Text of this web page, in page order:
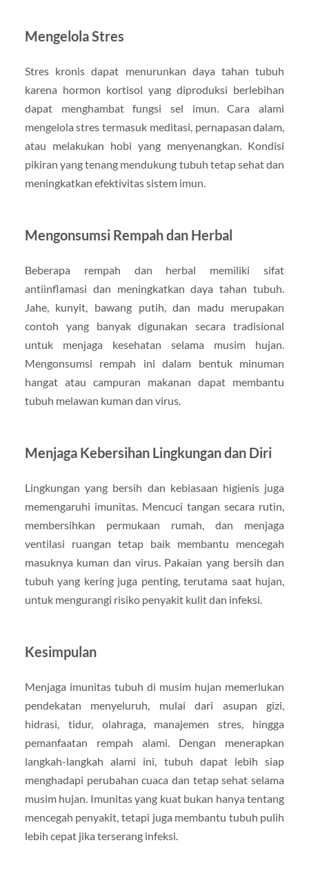
Mengelola Stres
Stres kronis dapat menurunkan daya tahan tubuh
karena hormon kortisol yang diproduksi berlebihan
dapat menghambat fungsi sel imun. Cara alami
mengelola stres termasuk meditasi, pernapasan dalam,
atau melakukan hobi yang menyenangkan. Kondisi
pikiran yang tenang mendukung tubuh tetap sehat dan
meningkatkan efektivitas sistem imun.
Mengonsumsi Rempah dan Herbal
Beberapa rempah dan herbal memiliki sifat
antiinflamasi dan meningkatkan daya tahan tubuh.
Jahe, kunyit, bawang putih, dan madu merupakan
contoh yang banyak digunakan secara tradisional
untuk menjaga kesehatan selama musim hujan.
Mengonsumsi rempah ini dalam bentuk minuman
hangat atau campuran makanan dapat membantu
tubuh melawan kuman dan virus.
Menjaga Kebersihan Lingkungan dan Diri
Lingkungan yang bersih dan kebiasaan higienis juga
memengaruhi imunitas. Mencuci tangan secara rutin,
membersihkan permukaan rumah, dan menjaga
ventilasi ruangan tetap baik membantu mencegah
masuknya kuman dan virus. Pakaian yang bersih dan
tubuh yang kering juga penting, terutama saat hujan,
untuk mengurangi risiko penyakit kulit dan infeksi.
Kesimpulan
Menjaga imunitas tubuh di musim hujan memerlukan
pendekatan menyeluruh, mulai dari asupan gizi,
hidrasi, tidur, olahraga, manajemen stres, hingga
pemanfaatan rempah alami. Dengan menerapkan
langkah-langkah alami ini, tubuh dapat lebih siap
menghadapi perubahan cuaca dan tetap sehat selama
musim hujan. Imunitas yang kuat bukan hanya tentang
mencegah penyakit, tetapi juga membantu tubuh pulih
lebih cepat jika terserang infeksi.